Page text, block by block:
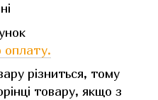
оплату.
різниться, тому
товару, якщо з